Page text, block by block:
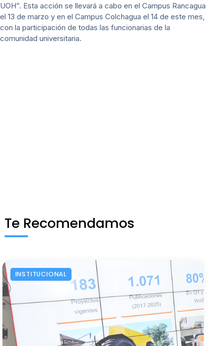
UOH”. Esta acción se llevará a cabo en el Campus Rancagua
el 13 de marzo y en el Campus Colchagua el 14 de este mes,
con la participación de todas las funcionarias de la
comunidad universitaria.
Te Recomendamos
INSTITUCIONAL